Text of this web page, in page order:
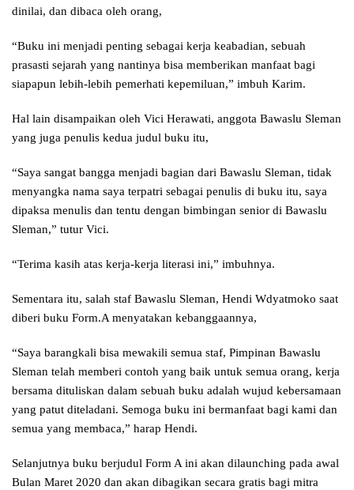
dinilai, dan dibaca oleh orang,
“Buku ini menjadi penting sebagai kerja keabadian, sebuah
prasasti sejarah yang nantinya bisa memberikan manfaat bagi
siapapun lebih-lebih pemerhati kepemiluan,” imbuh Karim.
Hal lain disampaikan oleh Vici Herawati, anggota Bawaslu Sleman
yang juga penulis kedua judul buku itu,
“Saya sangat bangga menjadi bagian dari Bawaslu Sleman, tidak
menyangka nama saya terpatri sebagai penulis di buku itu, saya
dipaksa menulis dan tentu dengan bimbingan senior di Bawaslu
Sleman,” tutur Vici.
“Terima kasih atas kerja-kerja literasi ini,” imbuhnya.
Sementara itu, salah staf Bawaslu Sleman, Hendi Wdyatmoko saat
diberi buku Form.A menyatakan kebanggaannya,
“Saya barangkali bisa mewakili semua staf, Pimpinan Bawaslu
Sleman telah memberi contoh yang baik untuk semua orang, kerja
bersama dituliskan dalam sebuah buku adalah wujud kebersamaan
yang patut diteladani. Semoga buku ini bermanfaat bagi kami dan
semua yang membaca,” harap Hendi.
Selanjutnya buku berjudul Form A ini akan dilaunching pada awal
Bulan Maret 2020 dan akan dibagikan secara gratis bagi mitra